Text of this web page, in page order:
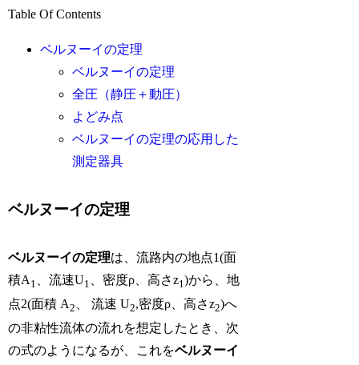
Table Of Contents
ベルヌーイの定理
ベルヌーイの定理
全圧（静圧＋動圧）
よどみ点
ベルヌーイの定理の応用した
測定器具
ベルヌーイの定理
ベルヌーイの定理は、流路内の地点1(面
積A 1 、流速U1 、密度ρ、高さz1)から、地
点2(面積 A2 、 流速 U2,密度ρ、高さz2)へ
の非粘性流体の流れを想定したとき、次
の式のようになるが、これをベルヌーイ